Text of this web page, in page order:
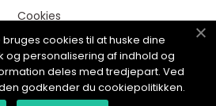
Cookies
Kontakt Oss
Sitemap
cookies til at huske dine
og personalisering af indhold og
deles med tredjepart. Ved
godkender du cookiepolitikken.